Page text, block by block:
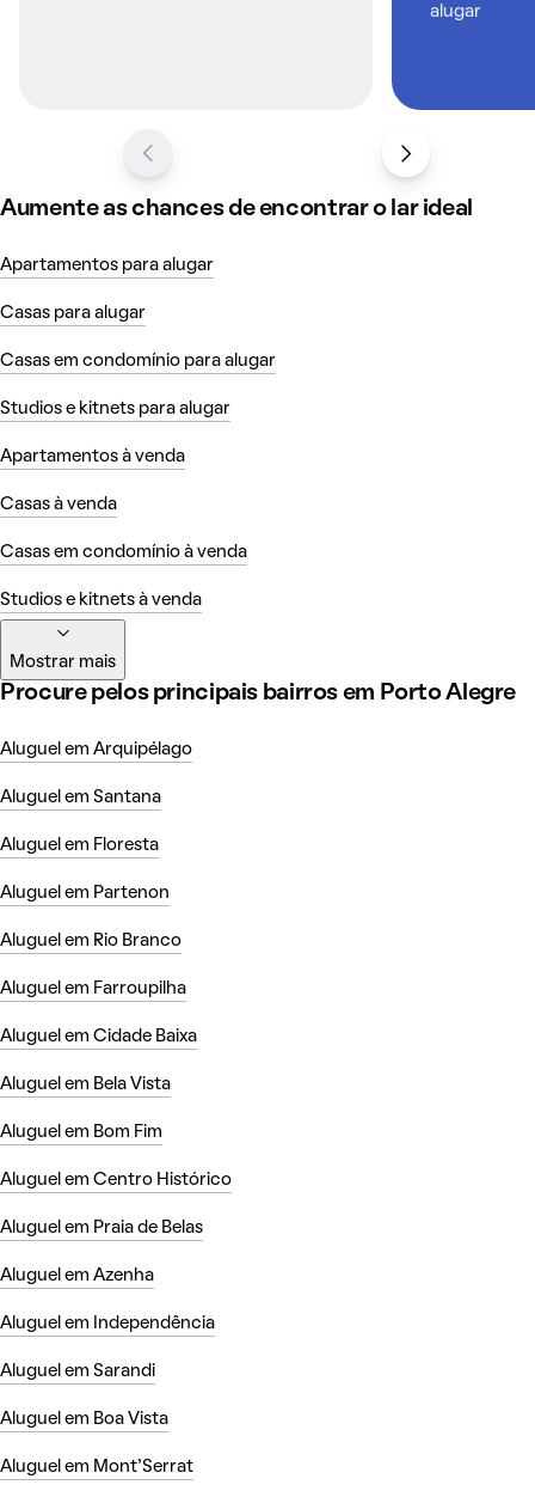
pode ser uma excelente
atmosfera residencial com acesso a serviços essenciais e
opções de transporte. Alugar um imóvel nessa área é
alugar
Aumente as chances de encontrar o lar ideal
Apartamentos para alugar
Casas para alugar
Casas em condomínio para alugar
Studios e kitnets para alugar
Apartamentos à venda
Casas à venda
Casas em condomínio à venda
Studios e kitnets à venda
Mostrar mais
Procure pelos principais bairros em Porto Alegre
Aluguel em Arquipélago
Aluguel em Santana
Aluguel em Floresta
Aluguel em Partenon
Aluguel em Rio Branco
Aluguel em Farroupilha
Aluguel em Cidade Baixa
Aluguel em Bela Vista
Aluguel em Bom Fim
Aluguel em Centro Histórico
Aluguel em Praia de Belas
Aluguel em Azenha
Aluguel em Independência
Aluguel em Sarandi
Aluguel em Boa Vista
Aluguel em Mont'Serrat